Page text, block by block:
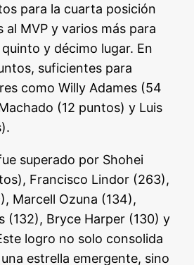
para la cuarta posición
al MVP y varios más para
y décimo lugar. En
suficientes para
como Willy Adames (54
(12 puntos) y Luis
superado por Shohei
Francisco Lindor (263),
Marcell Ozuna (134),
(132), Bryce Harper (130) y
logro no solo consolida
estrella emergente, sino